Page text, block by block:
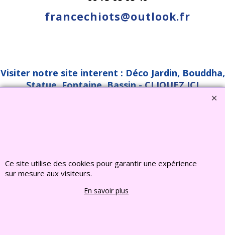
francechiots@outlook.fr
Visiter notre site interent : Déco Jardin, Bouddha,
Statue, Fontaine, Bassin -CLIQUEZ ICI
Ce site utilise des cookies pour garantir une expérience
sur mesure aux visiteurs.
En savoir plus